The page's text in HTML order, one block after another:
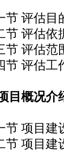
估目的
估依
估范围
估工作
目概况介
目建设
目建设